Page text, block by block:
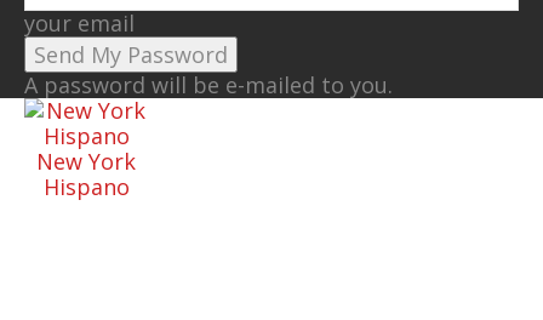
your email
A password will be e-mailed to you.
New York
Hispano